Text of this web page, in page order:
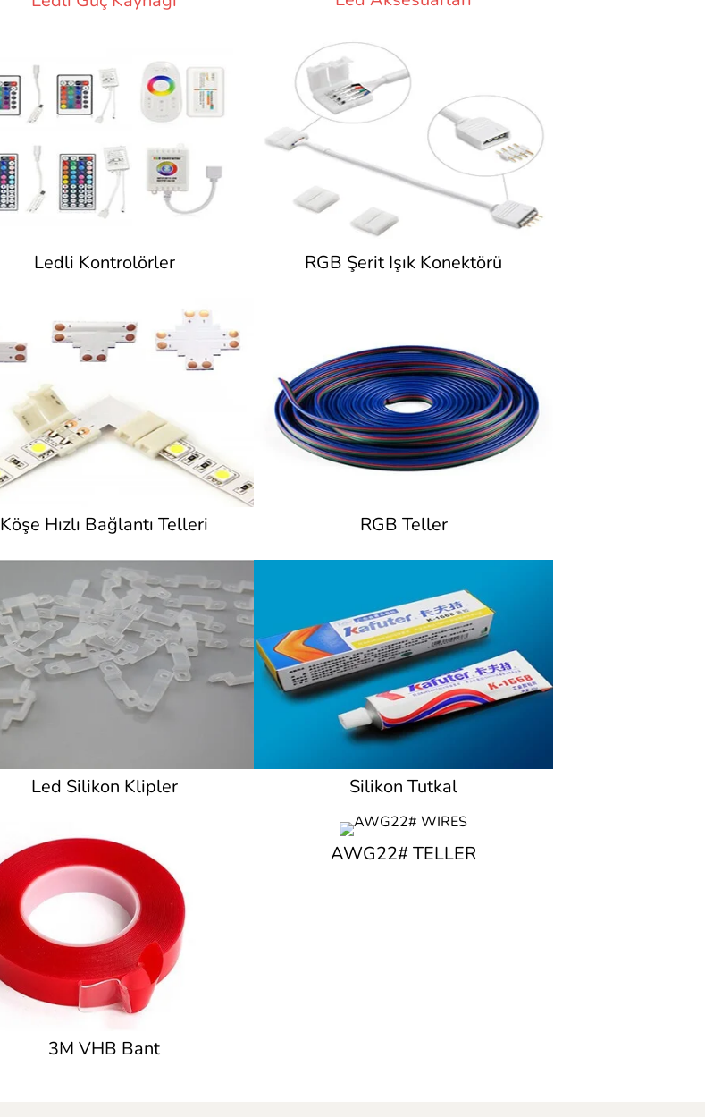
Ledli Kontrolörler RGB Şerit Işık Konektörü
Köşe Hızlı Bağlantı Telleri RGB Teller
Led Silikon Klipler Silikon Tutkal
3M VHB Bant
AWG22# TELLER